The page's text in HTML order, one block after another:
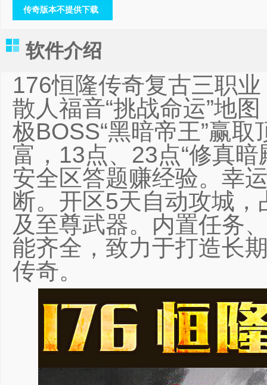
传奇版本不提供下载
软件介绍
176恒隆传奇复古三职
散人福音“挑战命运”地
极BOSS“黑暗帝王”赢
富，13点、23点“修真
安全区答题赚经验。幸
断。开区5天自动攻城
及至尊武器。内置任务
能齐全，致力于打造长
传奇。